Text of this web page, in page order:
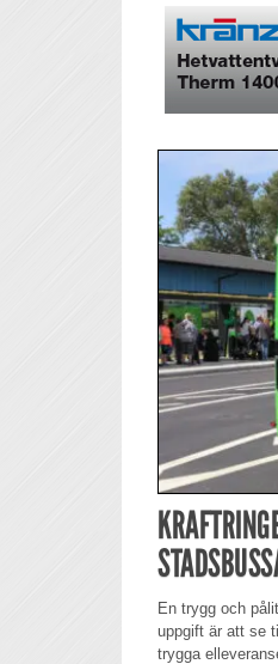
En trygg och
uppgift är att se
trygga